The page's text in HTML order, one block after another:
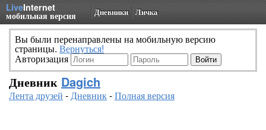
LiveInternet
мобильная версия Дневники Личка
Вы были перенаправлены на мобильную версию
страницы. Вернуться!
Авторизация
Дневник Dagich
Лента друзей -Дневник-Полная версия